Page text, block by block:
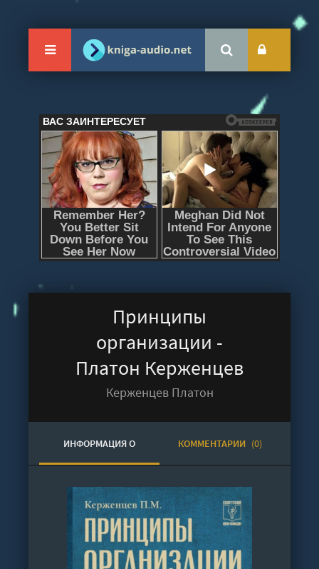
Принципы
организации -
Платон Керженцев
Керженцев Платон
ИНФОРМАЦИЯ О
АУДИОКНИГЕ
КОММЕНТАРИИ (0)